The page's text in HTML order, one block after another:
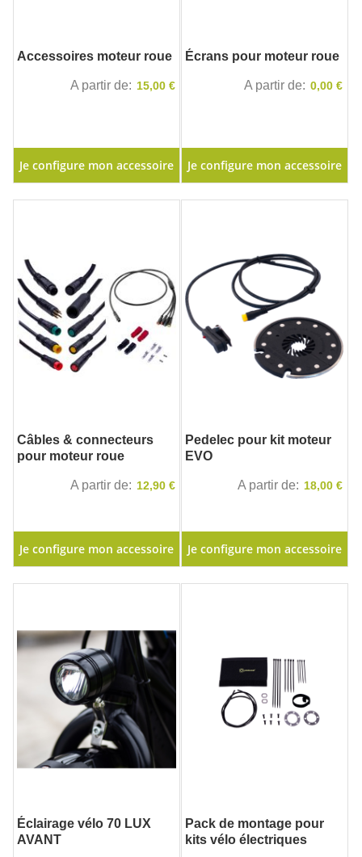
Accessoires moteur roue
A partir de 15,00 €
Je configure mon accessoire
Écrans pour moteur roue
A partir de 0,00 €
Je configure mon accessoire
Câbles & connecteurs
pour moteur roue
A partir de 12,90 €
Je configure mon accessoire
Pedelec pour kit moteur
EVO
A partir de 18,00 €
Je configure mon accessoire
Éclairage vélo 70 LUX
AVANT
Pack de montage pour
kits vélo électriques